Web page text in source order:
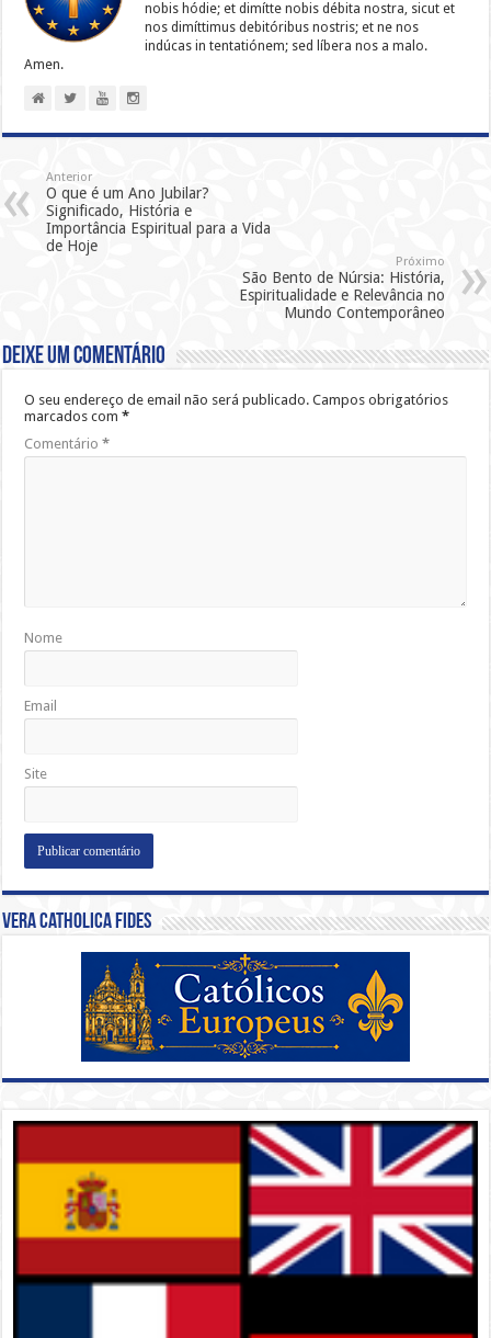
nobis hódie; et dimítte nobis débita nostra, sicut et
nos dimíttimus debitóribus nostris; et ne nos
indúcas in ten­ta­tiónem; sed líbera nos a malo.
Amen.
Anterior
O que é um Ano Jubilar?
Significado, História e
Importância Espiritual para a Vida
de Hoje
Próximo
São Bento de Núrsia: História,
Espiritualidade e Relevância no
Mundo Contemporâneo
Deixe um comentário
O seu endereço de email não será publicado. Campos obrigatórios
marcados com*
Comentário*
Nome
Email
Site
Vera Catholica Fides